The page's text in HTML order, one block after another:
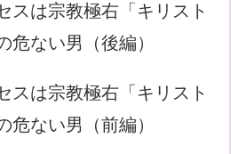
スは宗教極右「キリスト
危ない男（後編）
スは宗教極右「キリスト
危ない男（前編）